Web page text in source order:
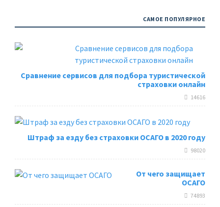
САМОЕ ПОПУЛЯРНОЕ
Сравнение сервисов для подбора туристической
страховки онлайн
14616
Штраф за езду без страховки ОСАГО в 2020 году
98020
От чего защищает
ОСАГО
74893